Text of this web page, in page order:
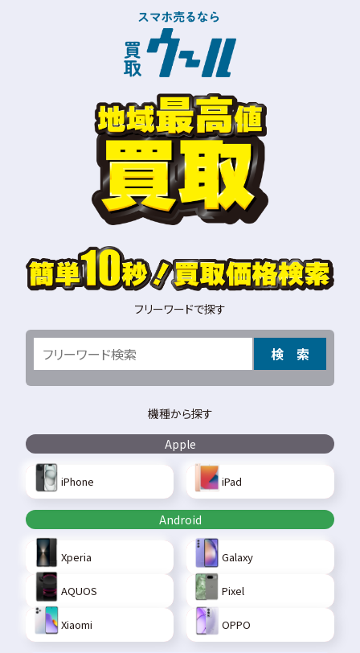
フリーワードで探す
検 索
機種から探す
Apple
iPhone iPad
Android
Xperia Galaxy
AQUOS Pixel
Xiaomi OPPO